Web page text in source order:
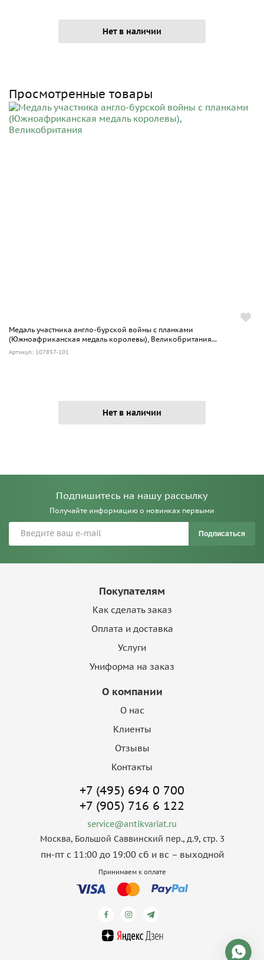
Нет в наличии
Просмотренные товары
Медаль участника англо-бурской войны с планками
(Южноафриканская медаль королевы), Великобритания...
Артикул: 107857-101
Нет в наличии
Подпишитесь на нашу рассылку
Получайте информацию о новинках первыми
Подписаться
Покупателям
Как сделать заказ
Оплата и доставка
Услуги
Униформа на заказ
О компании
О нас
Клиенты
Отзывы
Контакты
+7 (495) 694 0 700
+7 (905) 716 6 122
service@antikvariat.ru
Москва, Большой Саввинский пер., д.9, стр. 3
пн-пт с 11:00 до 19:00 сб и вс – выходной
Принимаем к оплате